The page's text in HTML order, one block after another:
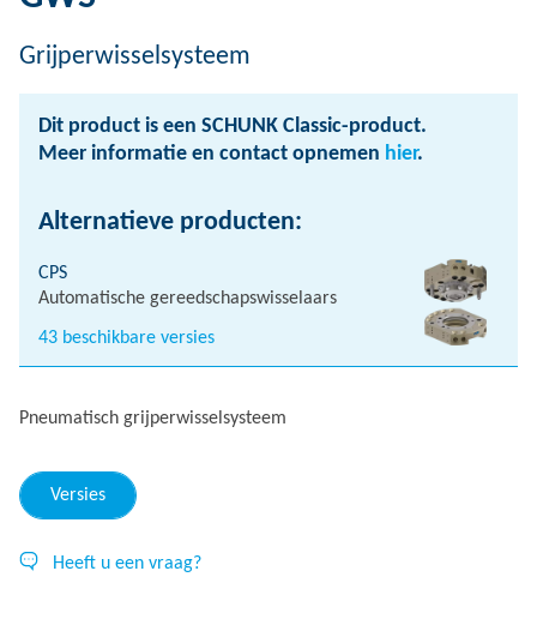
Grijperwisselsysteem
Dit product is een SCHUNK Classic-product.
Meer informatie en contact opnemen hier.
Alternatieve producten:
CPS
Automatische gereedschapswisselaars
43 beschikbare versies
Pneumatisch grijperwisselsysteem
Versies
Heeft u een vraag?